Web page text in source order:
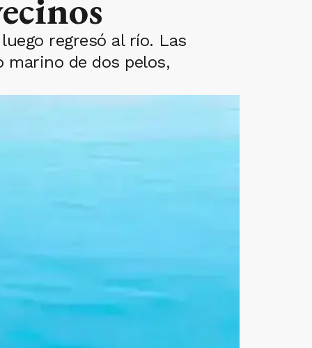
regresó al río. Las
marino de dos pelos,